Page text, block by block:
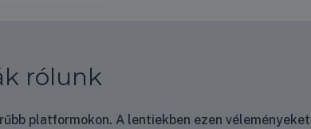
rólunk
platformokon. A lentiekben ezen